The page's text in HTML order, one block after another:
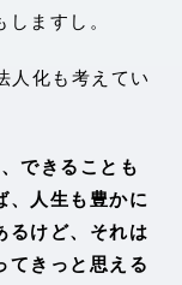
ますし。
人化も考えてい
できることも
、人生も豊かに
るけど、それは
てきっと思える